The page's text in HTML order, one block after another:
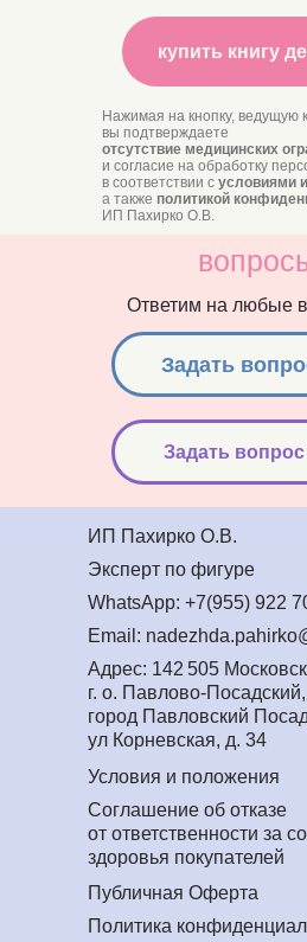
купить книгу
Нажимая на кнопку, ведущую
вы подтверждаете
отсутствие медицинских
в соответствии с условиями
и согласие на обработку
а также политикой
ИП Пахирко О.В.
Ответим на любые
Задать
Задать вопрос
Условия и положения
ИП Пахирко О.В.
Эксперт по фигуре
WhatsApp: +7(955) 922
Email:
Адрес: 142 505
г. о. Павлово-Посадский,
город Павловский
ул Корневская, д. 34
Соглашение об отказе
от ответственности за
здоровья покупателей
Публичная Оферта
Политика